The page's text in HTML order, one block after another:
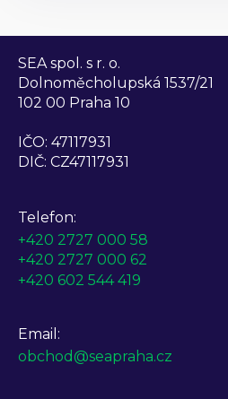
SEA spol. s r. o.
Dolnoměcholupská 1537/21
102 00 Praha 10
IČO: 47117931
DIČ: CZ47117931
Telefon:
+420 2727 000 58
+420 2727 000 62
+420 602 544 419
Email:
obchod@seapraha.cz